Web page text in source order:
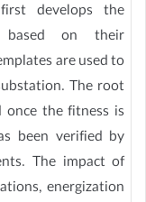
develops the
based on their
are used to
The root
the fitness is
been verified by
The impact of
energization